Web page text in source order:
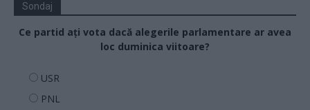
Sondaj
Ce partid ați vota dacă alegerile parlamentare ar avea
loc duminica viitoare?
USR
PNL